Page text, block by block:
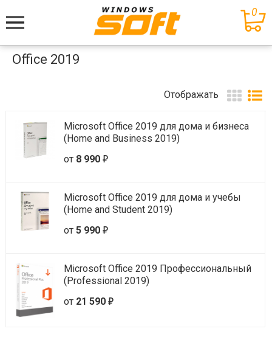
Меню
0
Office 2019
Отображать
Microsoft Office 2019 для дома и бизнеса
(Home and Business 2019)
от 8 990 е
Microsoft Office 2019 для дома и учебы
(Home and Student 2019)
от 5 990 е
Microsoft Office 2019 Профессиональный
(Professional 2019)
от 21 590 е